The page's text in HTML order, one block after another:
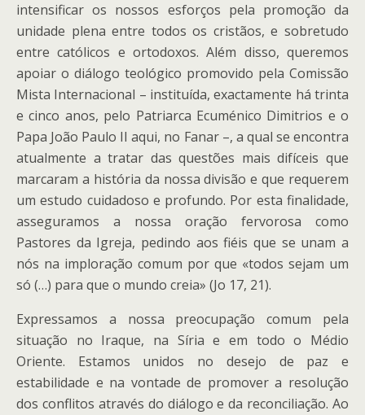
intensificar os nossos esforços pela promoção da
unidade plena entre todos os cristãos, e sobretudo
entre católicos e ortodoxos. Além disso, queremos
apoiar o diálogo teológico promovido pela Comissão
Mista Internacional – instituída, exactamente há trinta
e cinco anos, pelo Patriarca Ecuménico Dimitrios e o
Papa João Paulo II aqui, no Fanar –, a qual se encontra
atualmente a tratar das questões mais difíceis que
marcaram a história da nossa divisão e que requerem
um estudo cuidadoso e profundo. Por esta finalidade,
asseguramos a nossa oração fervorosa como
Pastores da Igreja, pedindo aos fiéis que se unam a
nós na imploração comum por que «todos sejam um
só (…) para que o mundo creia» (Jo 17, 21).
Expressamos a nossa preocupação comum pela
situação no Iraque, na Síria e em todo o Médio
Oriente. Estamos unidos no desejo de paz e
estabilidade e na vontade de promover a resolução
dos conflitos através do diálogo e da reconciliação. Ao